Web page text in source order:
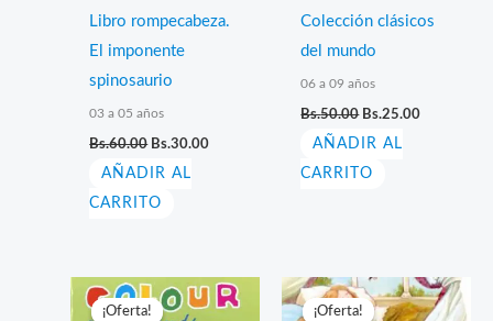
Libro rompecabeza.
El imponente
spinosaurio
03 a 05 años
Bs.60.00 El
original
era:
Bs.60.00.
Bs.30.00
AÑADIR AL
CARRITO
Colección clásicos
del mundo
06 a 09 años
Bs.50.00 El
original
era:
Bs.50.00.
Bs.25.00
AÑADIR AL
CARRITO
¡Oferta!
¡Oferta! ¡Oferta!
¡Oferta!